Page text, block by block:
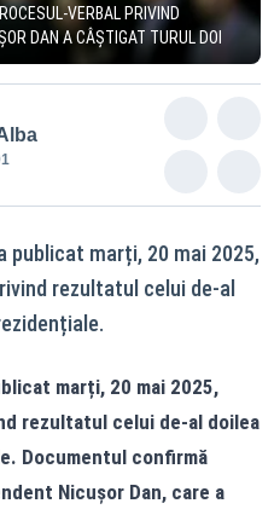
VERBAL PRIVIND
DAN A CÂȘTIGAT TURUL DOI
publicat marți, 20 mai 2025,
rezultatul celui de-al
marți, 20 mai 2025,
rezultatul celui de-al doilea
Documentul confirmă
Nicușor Dan, care a